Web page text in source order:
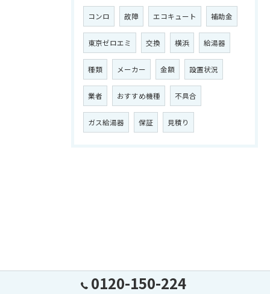
コンロ 故障 エコキュート 補助金
東京ゼロエミ 交換 横浜 給湯器
種類 メーカー 金額 設置状況
業者 おすすめ機種 不具合
ガス給湯器 保証 見積り
0120-150-224